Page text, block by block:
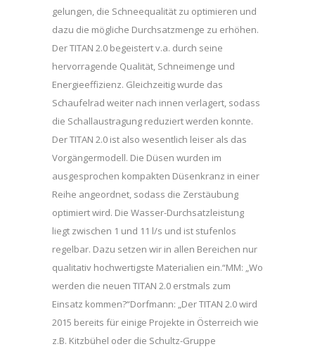
gelungen, die Schneequalität zu optimieren und
dazu die mögliche Durchsatzmenge zu erhöhen.
Der TITAN 2.0 begeistert v.a. durch seine
hervorragende Qualität, Schneimenge und
Energieeffizienz. Gleichzeitig wurde das
Schaufelrad weiter nach innen verlagert, sodass
die Schallaustragung reduziert werden konnte.
Der TITAN 2.0 ist also wesentlich leiser als das
Vorgängermodell. Die Düsen wurden im
ausgesprochen kompakten Düsenkranz in einer
Reihe angeordnet, sodass die Zerstäubung
optimiert wird. Die Wasser-Durchsatzleistung
liegt zwischen 1 und 11 l/s und ist stufenlos
regelbar. Dazu setzen wir in allen Bereichen nur
qualitativ hochwertigste Materialien ein.“MM: „Wo
werden die neuen TITAN 2.0 erstmals zum
Einsatz kommen?“Dorfmann: „Der TITAN 2.0 wird
2015 bereits für einige Projekte in Österreich wie
z.B. Kitzbühel oder die Schultz-Gruppe